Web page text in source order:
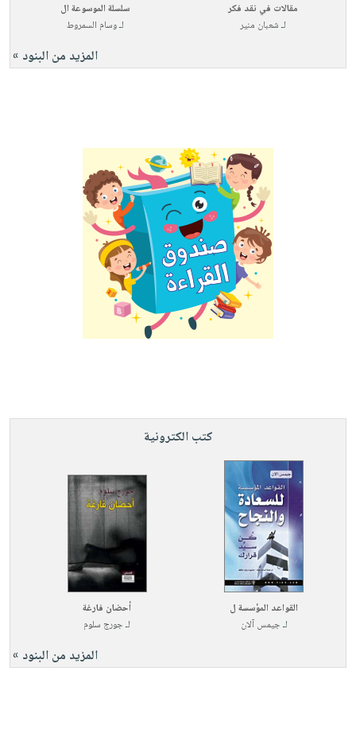
مقالات في نقد فكر
لـشعبان منير
سلسلة الموسوعة ال
لـوسام السمروط
المزيد من البنود »
كتب الكترونية
القواعد المؤسسة ل
لـجيمس آلان
أحضان فارغة
لـجورج سلوم
المزيد من البنود »